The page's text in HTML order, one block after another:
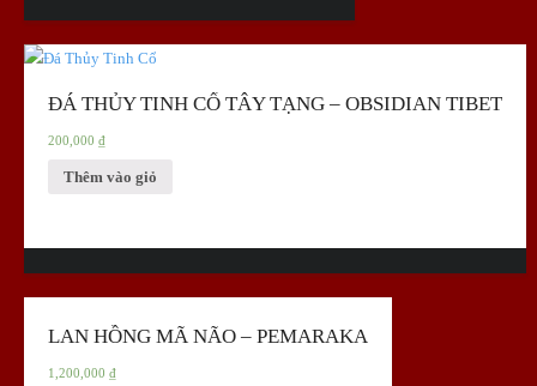
ĐÁ THỦY TINH CỔ TÂY TẠNG – OBSIDIAN TIBET
200,000 ₫
Thêm vào giỏ
LAN HỒNG MÃ NÃO – PEMARAKA
1,200,000 ₫